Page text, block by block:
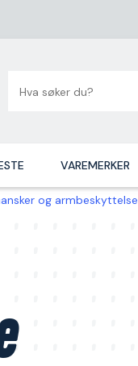
VAREMERKER
og armbeskyttelse